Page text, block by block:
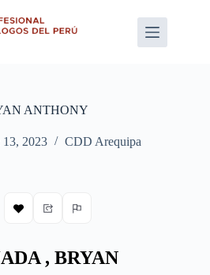
ANTHONY
13, 2023 CDD Arequipa
, BRYAN